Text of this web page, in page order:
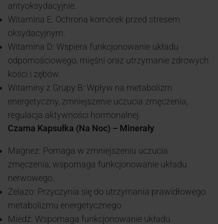
antyoksydacyjnie.
Witamina E: Ochrona komórek przed stresem
oksydacyjnym.
Witamina D: Wspiera funkcjonowanie układu
odpornościowego, mięśni oraz utrzymanie zdrowych
kości i zębów.
Witaminy z Grupy B: Wpływ na metabolizm
energetyczny, zmniejszenie uczucia zmęczenia,
regulacja aktywności hormonalnej.
Czarna Kapsułka (Na Noc) – Minerały
Magnez: Pomaga w zmniejszeniu uczucia
zmęczenia, wspomaga funkcjonowanie układu
nerwowego.
Żelazo: Przyczynia się do utrzymania prawidłowego
metabolizmu energetycznego.
Miedź: Wspomaga funkcjonowanie układu